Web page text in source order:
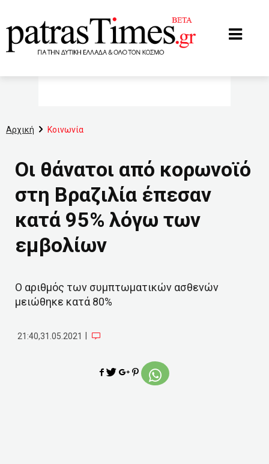
Αρχική Κοινωνία
Οι θάνατοι από κορωνοϊό
στη Βραζιλία έπεσαν
κατά 95% λόγω των
εμβολίων
Ο αριθμός των συμπτωματικών ασθενών
μειώθηκε κατά 80%
21:40,31.05.2021